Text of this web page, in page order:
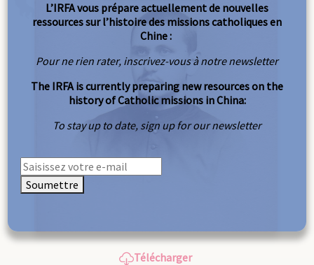
Télécharger
L’IRFA vous prépare actuellement de nouvelles
ressources sur l’histoire des missions catholiques en
Chine :
Pour ne rien rater, inscrivez-vous à notre newsletter
The IRFA is currently preparing new resources on the
history of Catholic missions in China:
To stay up to date, sign up for our newsletter
Soumettre